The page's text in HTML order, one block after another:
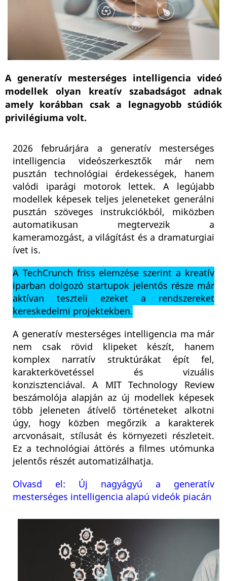
A generatív mesterséges intelligencia videó
modellek olyan kreatív szabadságot adnak
amely korábban csak a legnagyobb stúdiók
privilégiuma volt.
2026 februárjára a generatív mesterséges
intelligencia videószerkesztők már nem
pusztán technológiai érdekességek, hanem
valódi iparági motorok lettek. A legújabb
modellek képesek teljes jeleneteket generálni
pusztán szöveges instrukciókból, miközben
automatikusan megtervezik a
kameramozgást, a világítást és a dramaturgiai
ívet is.
A TechCrunch friss elemzése szerint a kreatív
iparban dolgozó startupok jelentős része már
aktívan teszteli ezeket a rendszereket
kereskedelmi projektekben.
A generatív mesterséges intelligencia ma már
nem csak rövid klipeket készít, hanem
komplex narratív struktúrákat épít fel,
karakterkövetéssel és vizuális
konzisztenciával. A MIT Technology Review
beszámolója alapján az új modellek képesek
több jeleneten átívelő történeteket alkotni
úgy, hogy közben megőrzik a karakterek
arcvonásait, stílusát és környezeti részleteit.
Ez a technológiai áttörés a filmes utómunka
jelentős részét automatizálhatja.
Olvasd el: Új nagyágyú a generatív
mesterséges intelligencia alapú videók piacán